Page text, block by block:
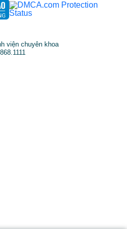
viện chuyên khoa